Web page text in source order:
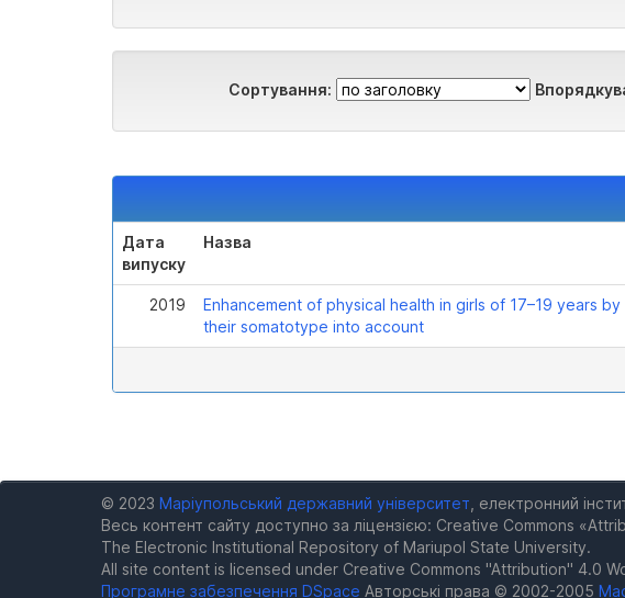
Сортування:
Дата
випуску
Назва
2019
Enhancement of physical health in girls of 17–19 years
their somatotype into account
© 2023 Маріупольський державний університет , електронний
Весь контент сайту доступно за ліцензією: Creative Commons
The Electronic Institutional Repository of Mariupol State University.
All site content is licensed under Creative Commons "Attribution" 4.0
Програмне забезпечення DSpace Авторські права © 2002-2005